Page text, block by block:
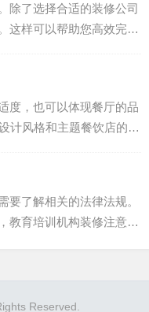
除了选择合适的装修公司
这样可以帮助您高效完成
度，也可以体现餐厅的品
计风格和主题餐饮店的设
了解相关的法律法规。
教育培训机构装修注意事
Reserved.